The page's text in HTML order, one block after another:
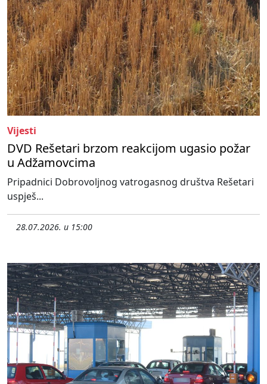
Vijesti
DVD Rešetari brzom reakcijom ugasio požar
u Adžamovcima
Pripadnici Dobrovoljnog vatrogasnog društva Rešetari
uspješ...
28.07.2026. u 15:00